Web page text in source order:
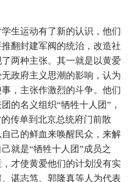
生运动有了新的认识，他们
翻封建军阀的统治，改造社
两种主张。其一就是以黄爱
政府主义思潮的影响，认为
，主张作激烈的斗争。他们
的名义组织“牺牲十人团”，
传单到北京总统府门前散
己的鲜血来唤醒民众，来解
就是“牺牲十人团”成员之
才使黄爱他们的计划没有实
谌志笃、郭隆真等人为代表